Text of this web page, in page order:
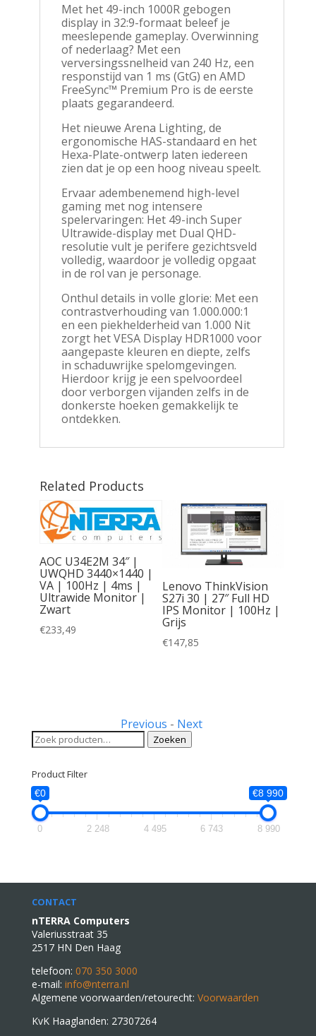
Met het 49-inch 1000R gebogen
display in 32:9-formaat beleef je
meeslepende gameplay. Overwinning
of nederlaag? Met een
verversingssnelheid van 240 Hz, een
responstijd van 1 ms (GtG) en AMD
FreeSync™ Premium Pro is de eerste
plaats gegarandeerd.
Het nieuwe Arena Lighting, de
ergonomische HAS-standaard en het
Hexa-Plate-ontwerp laten iedereen
zien dat je op een hoog niveau speelt.
Ervaar adembenemend high-level
gaming met nog intensere
spelervaringen: Het 49-inch Super
Ultrawide-display met Dual QHD-
resolutie vult je perifere gezichtsveld
volledig, waardoor je volledig opgaat
in de rol van je personage.
Onthul details in volle glorie: Met een
contrastverhouding van 1.000.000:1
en een piekhelderheid van 1.000 Nit
zorgt het VESA Display HDR1000 voor
aangepaste kleuren en diepte, zelfs
in schaduwrijke spelomgevingen.
Hierdoor krijg je een spelvoordeel
door verborgen vijanden zelfs in de
donkerste hoeken gemakkelijk te
ontdekken.
Related Products
AOC U34E2M 34″ |
UWQHD 3440×1440 |
VA | 100Hz | 4ms |
Ultrawide Monitor |
Zwart
€233,49
Lenovo ThinkVision
S27i 30 | 27″ Full HD
IPS Monitor | 100Hz |
Grijs
€147,85
Previous - Next
Zoeken
naar:
Zoeken
Product Filter
€0 €8 990
0 2 248 4 495 6 743 8 990
CONTACT
nTERRA Computers
Valeriusstraat 35
2517 HN Den Haag
telefoon: 070 350 3000
e-mail: info@nterra.nl
Algemene voorwaarden/retourecht: Voorwaarden
KvK Haaglanden: 27307264